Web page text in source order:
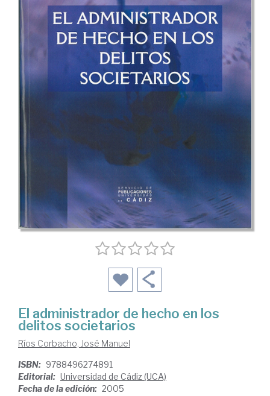
El administrador de hecho en los
delitos societarios
Ríos Corbacho, José Manuel
ISBN: 9788496274891
Editorial: Universidad de Cádiz (UCA)
Fecha de la edición: 2005